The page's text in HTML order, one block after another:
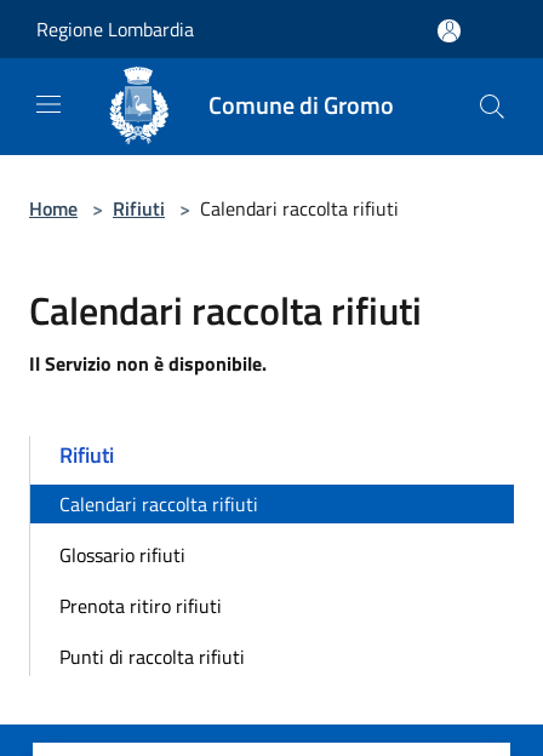
Regione Lombardia
Comune di Gromo
Home > Rifiuti > Calendari raccolta rifiuti
Calendari raccolta rifiuti
Il Servizio non è disponibile.
Rifiuti
Calendari raccolta rifiuti
Glossario rifiuti
Prenota ritiro rifiuti
Punti di raccolta rifiuti